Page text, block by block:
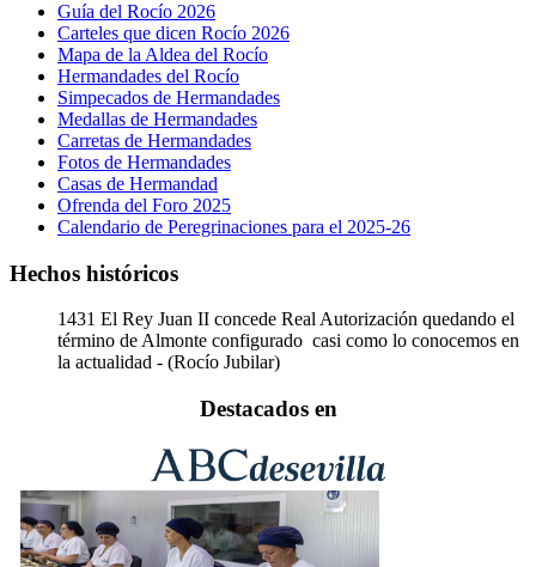
Guía del Rocío 2026
Carteles que dicen Rocío 2026
Mapa de la Aldea del Rocío
Hermandades del Rocío
Simpecados de Hermandades
Medallas de Hermandades
Carretas de Hermandades
Fotos de Hermandades
Casas de Hermandad
Ofrenda del Foro 2025
Calendario de Peregrinaciones para el 2025-26
Hechos históricos
1431 El Rey Juan II concede Real Autorización quedando el
término de Almonte configurado casi como lo conocemos en
la actualidad - (Rocío Jubilar)
Destacados en